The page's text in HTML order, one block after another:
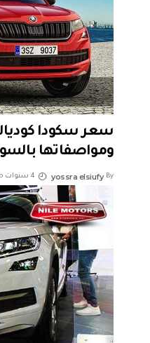
ومواصفاتها
By
yossra elsiufy 4 سنوات ago